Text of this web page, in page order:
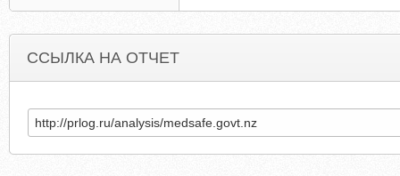
ССЫЛКА НА ОТЧЕТ